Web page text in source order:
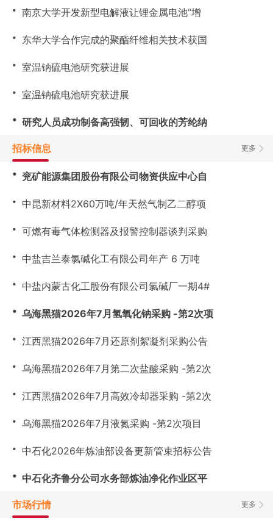
・ 南京大学开发新型电解液让锂金属电池“增
・ 东华大学合作完成的聚酯纤维相关技术获国
・ 室温钠硫电池研究获进展
・ 室温钠硫电池研究获进展
・ 研究人员成功制备高强韧、可回收的芳纶纳
更多
招标信息
・ 兖矿能源集团股份有限公司物资供应中心自
・ 中昆新材料2X60万吨/年天然气制乙二醇项
・ 可燃有毒气体检测器及报警控制器谈判采购
・ 中盐吉兰泰氯碱化工有限公司年产 6 万吨
・ 中盐内蒙古化工股份有限公司氯碱厂一期4#
・ 乌海黑猫2026年7月氢氧化钠采购 -第2次项
・ 江西黑猫2026年7月还原剂絮凝剂采购公告
・ 乌海黑猫2026年7月第二次盐酸采购 -第2次
・ 江西黑猫2026年7月高效冷却器采购 -第2次
・ 乌海黑猫2026年7月液氮采购 -第2次项目
・ 中石化2026年炼油部设备更新管束招标公告
・ 中石化齐鲁分公司水务部炼油净化作业区平
更多
市场行情